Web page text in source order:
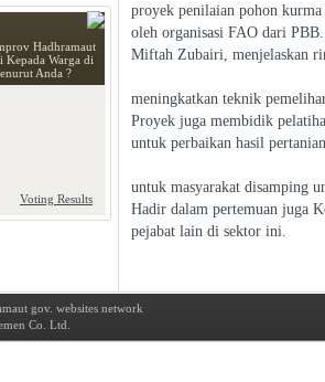
Hadhramaut
Warga di
Anda ?
Voting Results
proyek penilaian pohon
oleh organisasi FAO dari
Miftah Zubairi, menjelaskan
meningkatkan teknik
Proyek juga membidik
untuk perbaikan hasil pertanian
untuk masyarakat disamping
Hadir dalam pertemuan juga
pejabat lain di sektor ini.
gov. websites network
Co. Ltd.